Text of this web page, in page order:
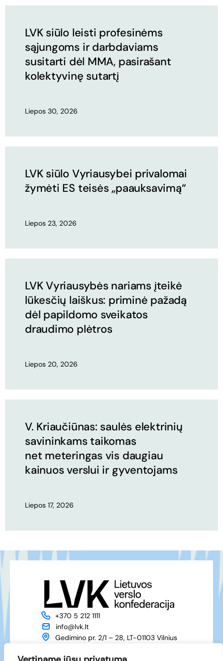
LVK siūlo leisti profesinėms
sąjungoms ir darbdaviams
susitarti dėl MMA, pasirašant
kolektyvinę sutartį
Liepos 30, 2026
LVK siūlo Vyriausybei privalomai
žymėti ES teisės „paauksavimą“
Liepos 23, 2026
LVK Vyriausybės nariams įteikė
lūkesčių laiškus: priminė pažadą
dėl papildomo sveikatos
draudimo plėtros
Liepos 20, 2026
V. Kriaučiūnas: saulės elektrinių
savininkams taikomas
net meteringas vis daugiau
kainuos verslui ir gyventojams
Liepos 17, 2026
+370 5 212 1111
info@lvk.lt
Gedimino pr. 2/1 – 28, LT-01103 Vilnius